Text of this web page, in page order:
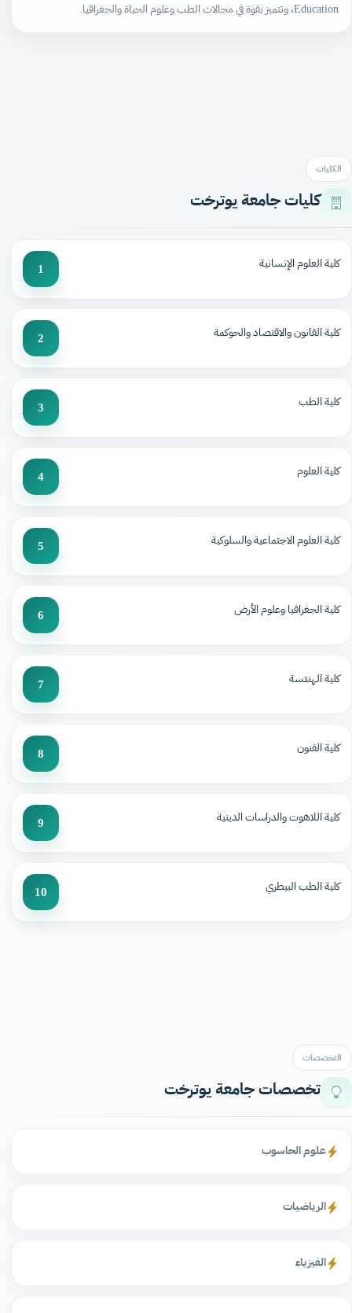
Education، وتتميز بقوة في مجالات الطب وعلوم الحياة والجغرافيا.
الكليات
كليات جامعة يوترخت
كلية العلوم الإنسانية 1
كلية القانون والاقتصاد والحوكمة 2
كلية الطب 3
كلية العلوم 4
كلية العلوم الاجتماعية والسلوكية 5
كلية الجغرافيا وعلوم الأرض 6
كلية الهندسة 7
كلية الفنون 8
كلية اللاهوت والدراسات الدينية 9
كلية الطب البيطري 10
التخصصات
تخصصات جامعة يوترخت
علوم الحاسوب
الرياضيات
الفيزياء